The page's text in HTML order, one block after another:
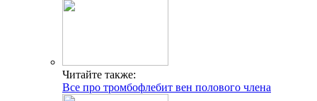
Читайте также:
Все про тромбофлебит вен полового члена